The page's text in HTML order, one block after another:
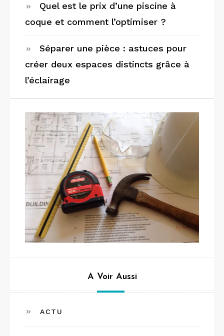
Quel est le prix d’une piscine à
coque et comment l’optimiser ?
Séparer une pièce : astuces pour
créer deux espaces distincts grâce à
l’éclairage
A Voir Aussi
ACTU